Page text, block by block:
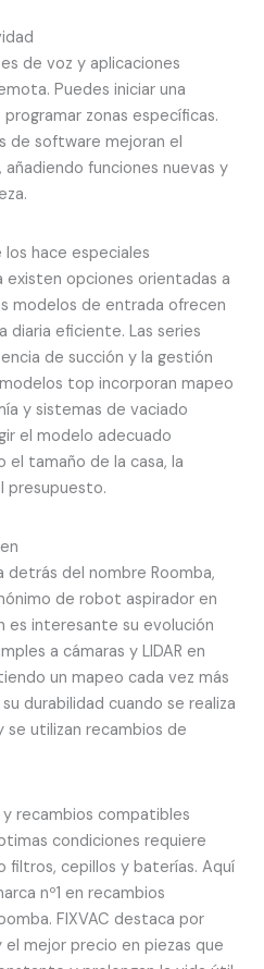
de voz y aplicaciones
Puedes iniciar una
zonas específicas.
de software mejoran el
funciones nuevas y
hace especiales
existen opciones orientadas a
modelos de entrada ofrecen
diaria eficiente. Las series
de succión y la gestión
top incorporan mapeo
y sistemas de vaciado
el modelo adecuado
tamaño de la casa, la
presupuesto.
detrás del nombre Roomba,
de robot aspirador en
es interesante su evolución
a cámaras y LIDAR en
un mapeo cada vez más
durabilidad cuando se realiza
se utilizan recambios de
recambios compatibles
condiciones requiere
filtros, cepillos y baterías. Aquí
nº1 en recambios
FIXVAC destaca por
mejor precio en piezas que